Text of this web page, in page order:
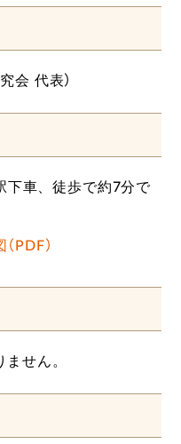
会 代表）
下車、徒歩で約7分で
PDF）
せん。